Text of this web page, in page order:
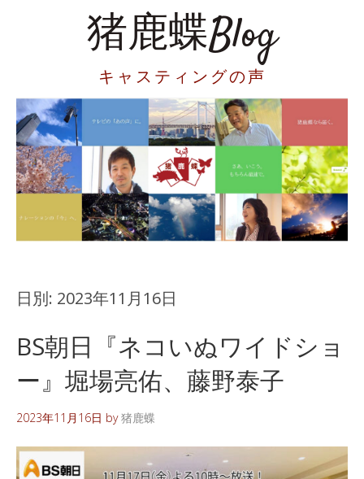
猪鹿蝶Blog
キャスティングの声
日別: 2023年11月16日
BS朝日『ネコいぬワイドショ
ー』堀場亮佑、藤野泰子
2023年11月16日 by猪鹿蝶